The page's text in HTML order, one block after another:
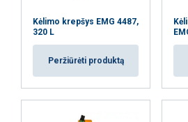
Kėlimo krepšys EMG 4487,
320 L
Peržiūrėti produktą
ją sujungti su kita
naudojatės jų paslaugomis.
politika
Būtinieji
Veikimą